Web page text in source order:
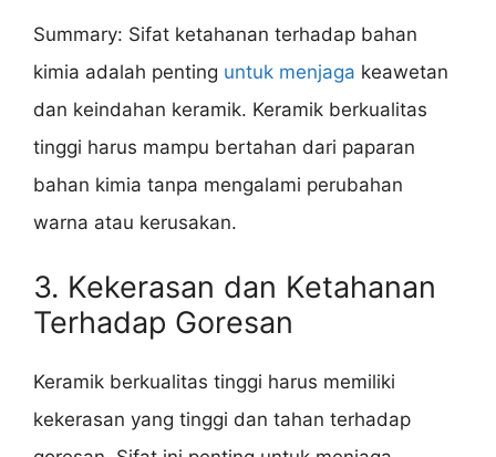
Summary: Sifat ketahanan terhadap bahan
kimia adalah penting untuk menjaga keawetan
dan keindahan keramik. Keramik berkualitas
tinggi harus mampu bertahan dari paparan
bahan kimia tanpa mengalami perubahan
warna atau kerusakan.
3. Kekerasan dan Ketahanan
Terhadap Goresan
Keramik berkualitas tinggi harus memiliki
kekerasan yang tinggi dan tahan terhadap